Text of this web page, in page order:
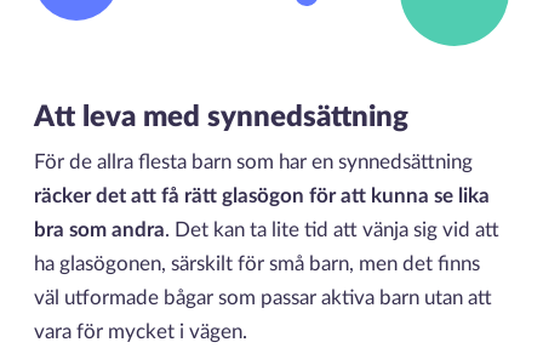
Att leva med synnedsättning
För de allra flesta barn som har en synnedsättning
räcker det att få rätt glasögon för att kunna se lika
bra som andra. Det kan ta lite tid att vänja sig vid att
ha glasögonen, särskilt för små barn, men det finns
väl utformade bågar som passar aktiva barn utan att
vara för mycket i vägen.